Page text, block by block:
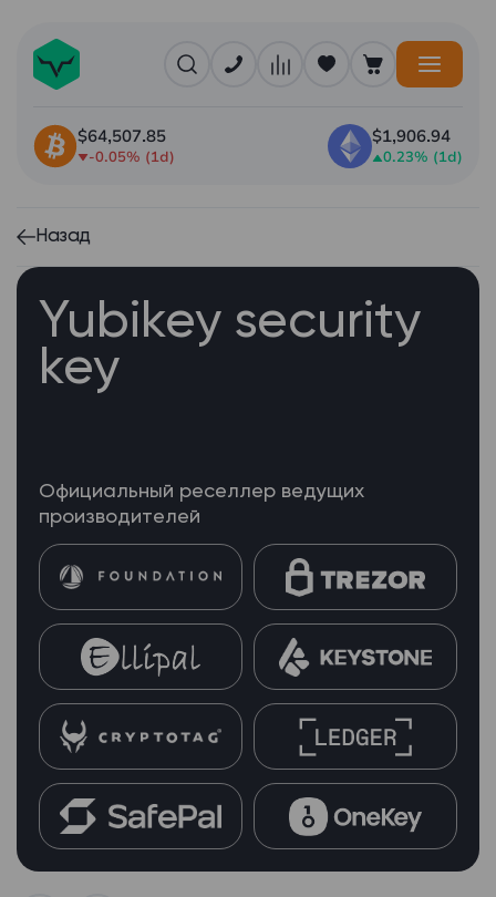
$64,507.85
-0.05% (1d)
$1,906.94
0.23% (1d)
Yubikey security
key
Официальный реселлер ведущих
производителей
Назад